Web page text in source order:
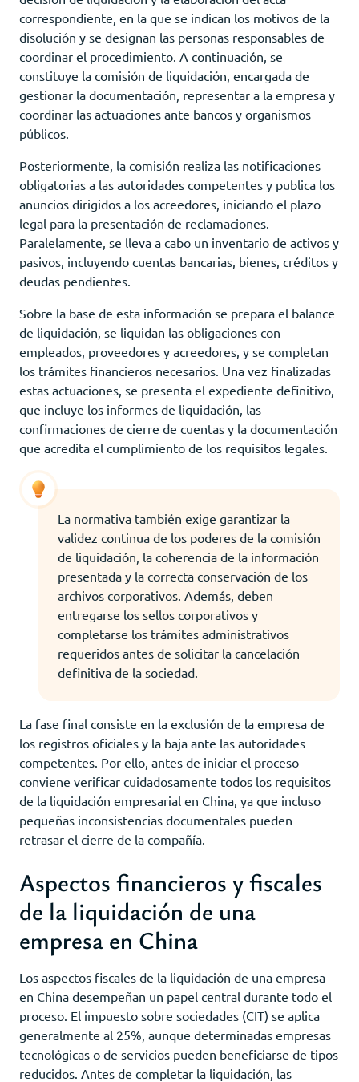
correspondiente, en la que se indican los motivos de la
disolución y se designan las personas responsables de
coordinar el procedimiento. A continuación, se
constituye la comisión de liquidación, encargada de
gestionar la documentación, representar a la empresa y
coordinar las actuaciones ante bancos y organismos
públicos.
Posteriormente, la comisión realiza las notificaciones
obligatorias a las autoridades competentes y publica los
anuncios dirigidos a los acreedores, iniciando el plazo
legal para la presentación de reclamaciones.
Paralelamente, se lleva a cabo un inventario de activos y
pasivos, incluyendo cuentas bancarias, bienes, créditos y
deudas pendientes.
Sobre la base de esta información se prepara el balance
de liquidación, se liquidan las obligaciones con
empleados, proveedores y acreedores, y se completan
los trámites financieros necesarios. Una vez finalizadas
estas actuaciones, se presenta el expediente definitivo,
que incluye los informes de liquidación, las
confirmaciones de cierre de cuentas y la documentación
que acredita el cumplimiento de los requisitos legales.
La normativa también exige garantizar la
validez continua de los poderes de la comisión
de liquidación, la coherencia de la información
presentada y la correcta conservación de los
archivos corporativos. Además, deben
entregarse los sellos corporativos y
completarse los trámites administrativos
requeridos antes de solicitar la cancelación
definitiva de la sociedad.
La fase final consiste en la exclusión de la empresa de
los registros oficiales y la baja ante las autoridades
competentes. Por ello, antes de iniciar el proceso
conviene verificar cuidadosamente todos los requisitos
de la liquidación empresarial en China, ya que incluso
pequeñas inconsistencias documentales pueden
retrasar el cierre de la compañía.
Aspectos financieros y fiscales
de la liquidación de una
empresa en China
Los aspectos fiscales de la liquidación de una empresa
en China desempeñan un papel central durante todo el
proceso. El impuesto sobre sociedades (CIT) se aplica
generalmente al 25%, aunque determinadas empresas
tecnológicas o de servicios pueden beneficiarse de tipos
reducidos. Antes de completar la liquidación, las